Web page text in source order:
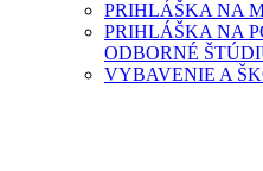
PRIHLÁŠKA NA
PRIHLÁŠKA NA
ODBORNÉ
VYBAVENIE A